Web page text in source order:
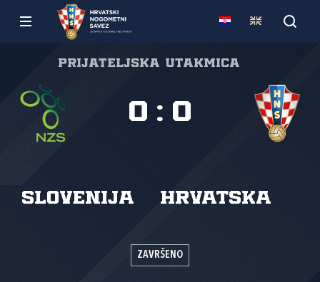
Prijateljska utakmica
Slovenija Hrvatska
0 : 0
ZAVRŠENO